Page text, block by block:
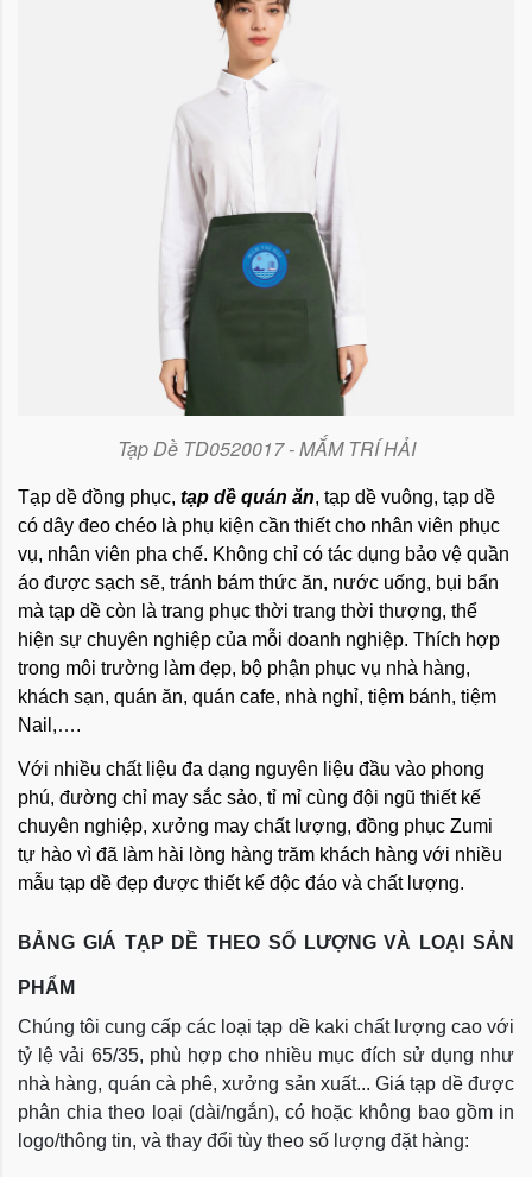
Tạp Dề TD0520017 - MẮM TRÍ HẢI
Tạp dề đồng phục, tạp dề quán ăn, tạp dề vuông, tạp dề
có dây đeo chéo là phụ kiện cần thiết cho nhân viên phục
vụ, nhân viên pha chế. Không chỉ có tác dụng bảo vệ quần
áo được sạch sẽ, tránh bám thức ăn, nước uống, bụi bẩn
mà tạp dề còn là trang phục thời trang thời thượng, thể
hiện sự chuyên nghiệp của mỗi doanh nghiệp. Thích hợp
trong môi trường làm đẹp, bộ phận phục vụ nhà hàng,
khách sạn, quán ăn, quán cafe, nhà nghỉ, tiệm bánh, tiệm
Nail,….
Với nhiều chất liệu đa dạng nguyên liệu đầu vào phong
phú, đường chỉ may sắc sảo, tỉ mỉ cùng đội ngũ thiết kế
chuyên nghiệp, xưởng may chất lượng, đồng phục Zumi
tự hào vì đã làm hài lòng hàng trăm khách hàng với nhiều
mẫu tạp dề đẹp được thiết kế độc đáo và chất lượng.
BẢNG GIÁ TẠP DỀ THEO SỐ LƯỢNG VÀ LOẠI SẢN
PHẨM
Chúng tôi cung cấp các loại tạp dề kaki chất lượng cao với
tỷ lệ vải 65/35, phù hợp cho nhiều mục đích sử dụng như
nhà hàng, quán cà phê, xưởng sản xuất... Giá tạp dề được
phân chia theo loại (dài/ngắn), có hoặc không bao gồm in
logo/thông tin, và thay đổi tùy theo số lượng đặt hàng: